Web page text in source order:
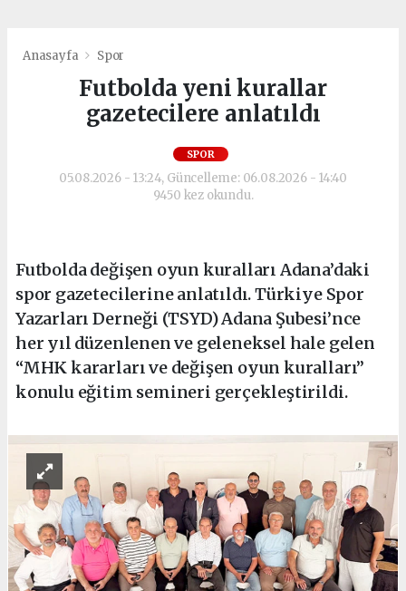
Anasayfa Spor
Futbolda yeni kurallar
gazetecilere anlatıldı
SPOR
05.08.2026 - 13:24, Güncelleme: 06.08.2026 - 14:40
9450 kez okundu.
Futbolda değişen oyun kuralları Adana’daki
spor gazetecilerine anlatıldı. Türkiye Spor
Yazarları Derneği (TSYD) Adana Şubesi’nce
her yıl düzenlenen ve geleneksel hale gelen
“MHK kararları ve değişen oyun kuralları”
konulu eğitim semineri gerçekleştirildi.